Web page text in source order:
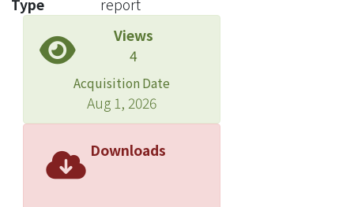
Type
report
Views
4
Acquisition Date
Aug 1, 2026
Downloads